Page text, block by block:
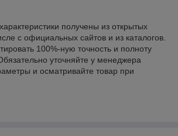
получены из открытых
с официальных сайтов и из каталогов.
100%-ную точность и полноту
уточняйте у менеджера
и осматривайте товар при